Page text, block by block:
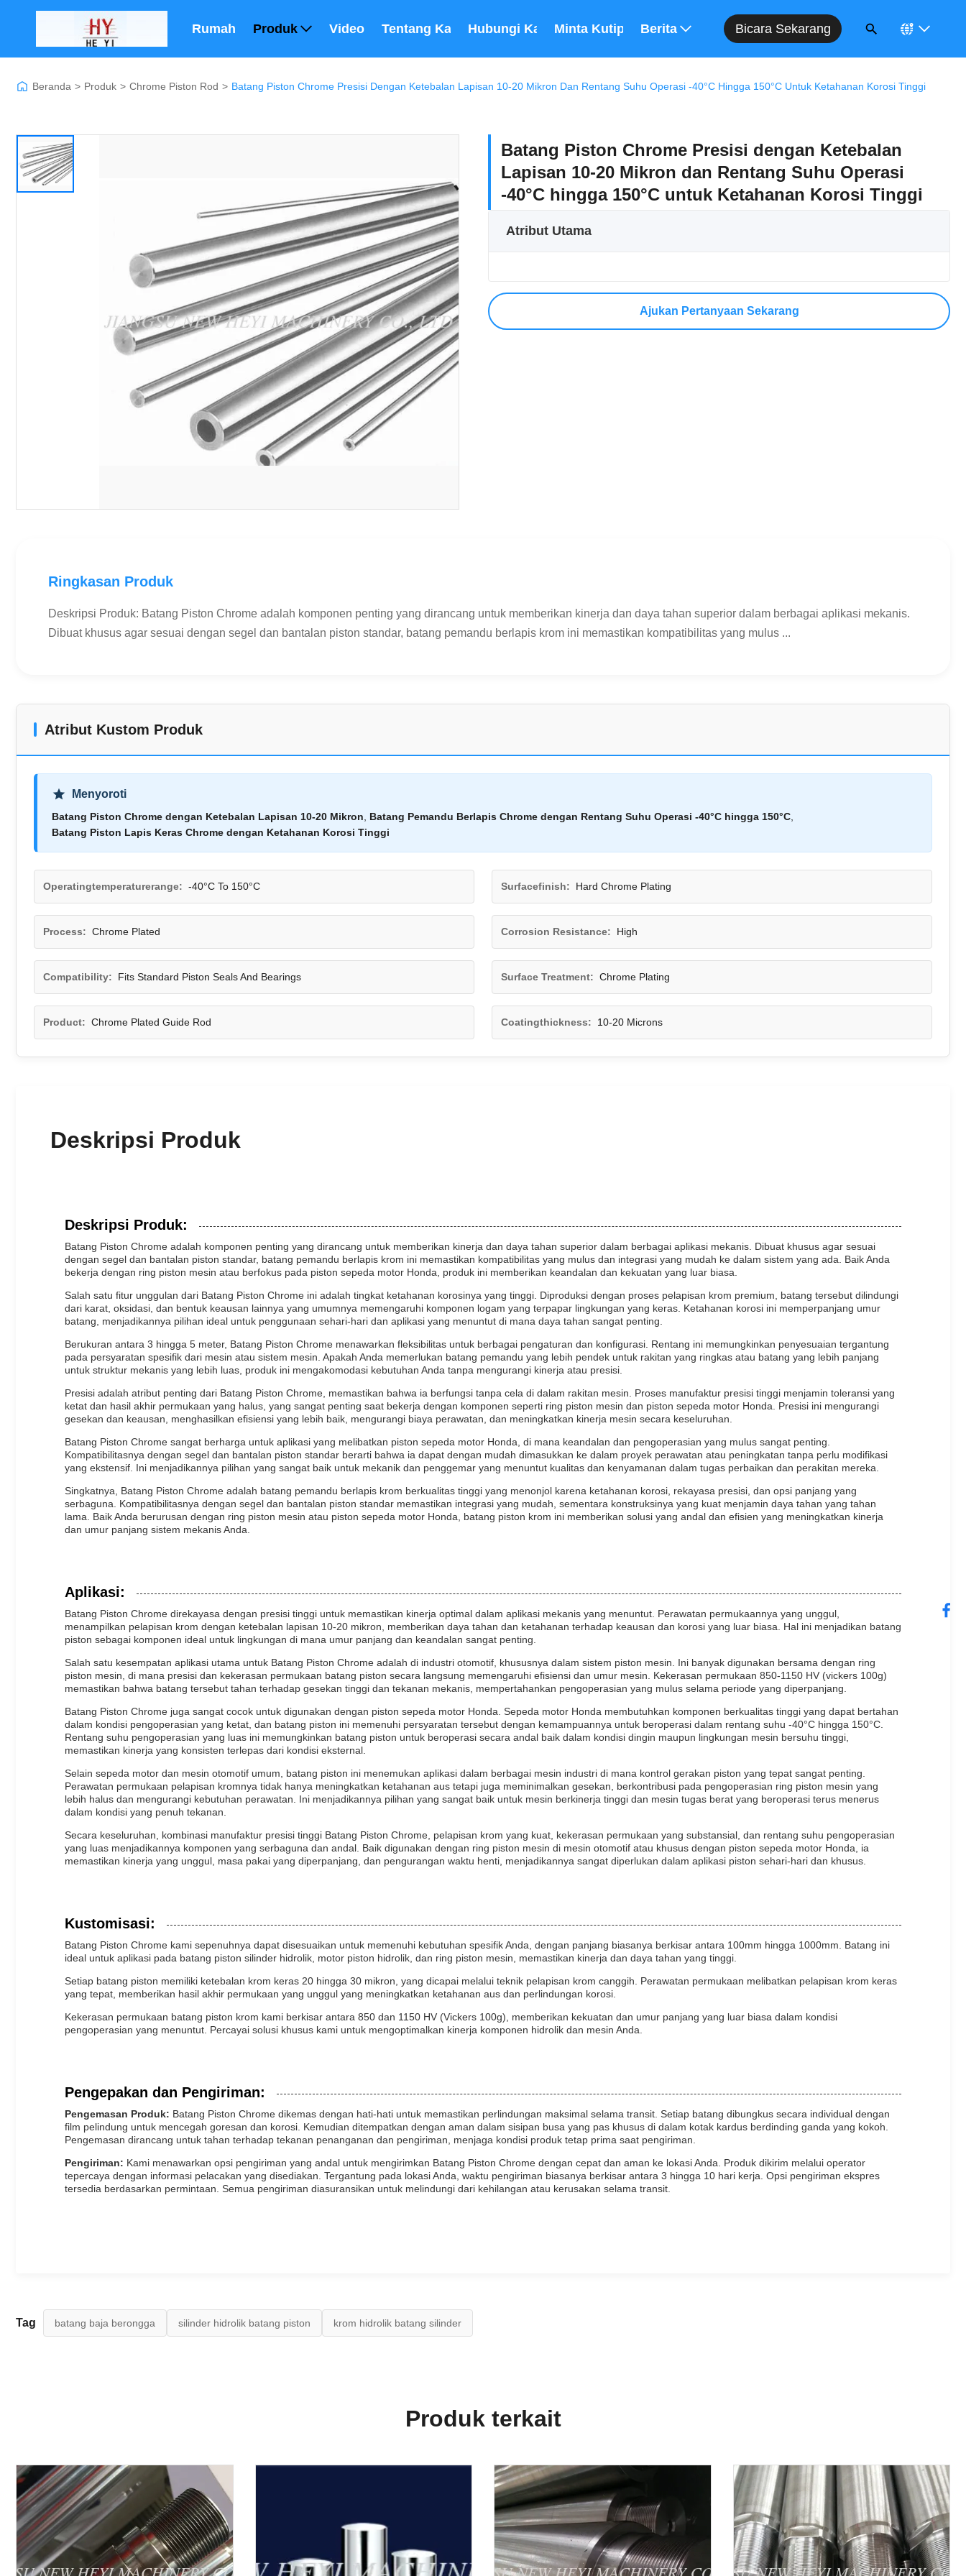
Rumah Produk Video Tentang Kami Hubungi KamiMinta Kutipan Berita Bicara Sekarang
Beranda > Produk > Chrome Piston Rod > Batang Piston Chrome Presisi Dengan Ketebalan Lapisan 10-20 Mikron Dan Rentang Suhu Operasi -40°C Hingga 150°C Untuk Ketahanan Korosi Tinggi
Batang Piston Chrome Presisi dengan Ketebalan
Lapisan 10-20 Mikron dan Rentang Suhu Operasi
-40°C hingga 150°C untuk Ketahanan Korosi Tinggi
Atribut Utama
Ajukan Pertanyaan Sekarang
Ringkasan Produk
Deskripsi Produk: Batang Piston Chrome adalah komponen penting yang dirancang untuk memberikan kinerja dan daya tahan superior dalam berbagai aplikasi mekanis.
Dibuat khusus agar sesuai dengan segel dan bantalan piston standar, batang pemandu berlapis krom ini memastikan kompatibilitas yang mulus ...
Atribut Kustom Produk
Menyoroti
Batang Piston Chrome dengan Ketebalan Lapisan 10-20 Mikron Batang Pemandu Berlapis Chrome dengan Rentang Suhu Operasi -40°C hingga 150°C
Batang Piston Lapis Keras Chrome dengan Ketahanan Korosi Tinggi
Operatingtemperaturerange: -40°C To 150°C Surfacefinish: Hard Chrome Plating
Process: Chrome Plated Corrosion Resistance: High
Compatibility: Fits Standard Piston Seals And Bearings Surface Treatment: Chrome Plating
Product: Chrome Plated Guide Rod Coatingthickness: 10-20 Microns
Deskripsi Produk
Deskripsi Produk:
Batang Piston Chrome adalah komponen penting yang dirancang untuk memberikan kinerja dan daya tahan superior dalam berbagai aplikasi mekanis. Dibuat khusus agar sesuai
dengan segel dan bantalan piston standar, batang pemandu berlapis krom ini memastikan kompatibilitas yang mulus dan integrasi yang mudah ke dalam sistem yang ada. Baik Anda
bekerja dengan ring piston mesin atau berfokus pada piston sepeda motor Honda, produk ini memberikan keandalan dan kekuatan yang luar biasa.
Salah satu fitur unggulan dari Batang Piston Chrome ini adalah tingkat ketahanan korosinya yang tinggi. Diproduksi dengan proses pelapisan krom premium, batang tersebut dilindungi
dari karat, oksidasi, dan bentuk keausan lainnya yang umumnya memengaruhi komponen logam yang terpapar lingkungan yang keras. Ketahanan korosi ini memperpanjang umur
batang, menjadikannya pilihan ideal untuk penggunaan sehari-hari dan aplikasi yang menuntut di mana daya tahan sangat penting.
Berukuran antara 3 hingga 5 meter, Batang Piston Chrome menawarkan fleksibilitas untuk berbagai pengaturan dan konfigurasi. Rentang ini memungkinkan penyesuaian tergantung
pada persyaratan spesifik dari mesin atau sistem mesin. Apakah Anda memerlukan batang pemandu yang lebih pendek untuk rakitan yang ringkas atau batang yang lebih panjang
untuk struktur mekanis yang lebih luas, produk ini mengakomodasi kebutuhan Anda tanpa mengurangi kinerja atau presisi.
Presisi adalah atribut penting dari Batang Piston Chrome, memastikan bahwa ia berfungsi tanpa cela di dalam rakitan mesin. Proses manufaktur presisi tinggi menjamin toleransi yang
ketat dan hasil akhir permukaan yang halus, yang sangat penting saat bekerja dengan komponen seperti ring piston mesin dan piston sepeda motor Honda. Presisi ini mengurangi
gesekan dan keausan, menghasilkan efisiensi yang lebih baik, mengurangi biaya perawatan, dan meningkatkan kinerja mesin secara keseluruhan.
Batang Piston Chrome sangat berharga untuk aplikasi yang melibatkan piston sepeda motor Honda, di mana keandalan dan pengoperasian yang mulus sangat penting.
Kompatibilitasnya dengan segel dan bantalan piston standar berarti bahwa ia dapat dengan mudah dimasukkan ke dalam proyek perawatan atau peningkatan tanpa perlu modifikasi
yang ekstensif. Ini menjadikannya pilihan yang sangat baik untuk mekanik dan penggemar yang menuntut kualitas dan kenyamanan dalam tugas perbaikan dan perakitan mereka.
Singkatnya, Batang Piston Chrome adalah batang pemandu berlapis krom berkualitas tinggi yang menonjol karena ketahanan korosi, rekayasa presisi, dan opsi panjang yang
serbaguna. Kompatibilitasnya dengan segel dan bantalan piston standar memastikan integrasi yang mudah, sementara konstruksinya yang kuat menjamin daya tahan yang tahan
lama. Baik Anda berurusan dengan ring piston mesin atau piston sepeda motor Honda, batang piston krom ini memberikan solusi yang andal dan efisien yang meningkatkan kinerja
dan umur panjang sistem mekanis Anda.
Aplikasi:
Batang Piston Chrome direkayasa dengan presisi tinggi untuk memastikan kinerja optimal dalam aplikasi mekanis yang menuntut. Perawatan permukaannya yang unggul,
menampilkan pelapisan krom dengan ketebalan lapisan 10-20 mikron, memberikan daya tahan dan ketahanan terhadap keausan dan korosi yang luar biasa. Hal ini menjadikan batang
piston sebagai komponen ideal untuk lingkungan di mana umur panjang dan keandalan sangat penting.
Salah satu kesempatan aplikasi utama untuk Batang Piston Chrome adalah di industri otomotif, khususnya dalam sistem piston mesin. Ini banyak digunakan bersama dengan ring
piston mesin, di mana presisi dan kekerasan permukaan batang piston secara langsung memengaruhi efisiensi dan umur mesin. Kekerasan permukaan 850-1150 HV (vickers 100g)
memastikan bahwa batang tersebut tahan terhadap gesekan tinggi dan tekanan mekanis, mempertahankan pengoperasian yang mulus selama periode yang diperpanjang.
Batang Piston Chrome juga sangat cocok untuk digunakan dengan piston sepeda motor Honda. Sepeda motor Honda membutuhkan komponen berkualitas tinggi yang dapat bertahan
dalam kondisi pengoperasian yang ketat, dan batang piston ini memenuhi persyaratan tersebut dengan kemampuannya untuk beroperasi dalam rentang suhu -40°C hingga 150°C.
Rentang suhu pengoperasian yang luas ini memungkinkan batang piston untuk beroperasi secara andal baik dalam kondisi dingin maupun lingkungan mesin bersuhu tinggi,
memastikan kinerja yang konsisten terlepas dari kondisi eksternal.
Selain sepeda motor dan mesin otomotif umum, batang piston ini menemukan aplikasi dalam berbagai mesin industri di mana kontrol gerakan piston yang tepat sangat penting.
Perawatan permukaan pelapisan kromnya tidak hanya meningkatkan ketahanan aus tetapi juga meminimalkan gesekan, berkontribusi pada pengoperasian ring piston mesin yang
lebih halus dan mengurangi kebutuhan perawatan. Ini menjadikannya pilihan yang sangat baik untuk mesin berkinerja tinggi dan mesin tugas berat yang beroperasi terus menerus
dalam kondisi yang penuh tekanan.
Secara keseluruhan, kombinasi manufaktur presisi tinggi Batang Piston Chrome, pelapisan krom yang kuat, kekerasan permukaan yang substansial, dan rentang suhu pengoperasian
yang luas menjadikannya komponen yang serbaguna dan andal. Baik digunakan dengan ring piston mesin di mesin otomotif atau khusus dengan piston sepeda motor Honda, ia
memastikan kinerja yang unggul, masa pakai yang diperpanjang, dan pengurangan waktu henti, menjadikannya sangat diperlukan dalam aplikasi piston sehari-hari dan khusus.
Kustomisasi:
Batang Piston Chrome kami sepenuhnya dapat disesuaikan untuk memenuhi kebutuhan spesifik Anda, dengan panjang biasanya berkisar antara 100mm hingga 1000mm. Batang ini
ideal untuk aplikasi pada batang piston silinder hidrolik, motor piston hidrolik, dan ring piston mesin, memastikan kinerja dan daya tahan yang tinggi.
Setiap batang piston memiliki ketebalan krom keras 20 hingga 30 mikron, yang dicapai melalui teknik pelapisan krom canggih. Perawatan permukaan melibatkan pelapisan krom keras
yang tepat, memberikan hasil akhir permukaan yang unggul yang meningkatkan ketahanan aus dan perlindungan korosi.
Kekerasan permukaan batang piston krom kami berkisar antara 850 dan 1150 HV (Vickers 100g), memberikan kekuatan dan umur panjang yang luar biasa dalam kondisi
pengoperasian yang menuntut. Percayai solusi khusus kami untuk mengoptimalkan kinerja komponen hidrolik dan mesin Anda.
Pengepakan dan Pengiriman:
Pengemasan Produk: Batang Piston Chrome dikemas dengan hati-hati untuk memastikan perlindungan maksimal selama transit. Setiap batang dibungkus secara individual dengan
film pelindung untuk mencegah goresan dan korosi. Kemudian ditempatkan dengan aman dalam sisipan busa yang pas khusus di dalam kotak kardus berdinding ganda yang kokoh.
Pengemasan dirancang untuk tahan terhadap tekanan penanganan dan pengiriman, menjaga kondisi produk tetap prima saat pengiriman.
Pengiriman: Kami menawarkan opsi pengiriman yang andal untuk mengirimkan Batang Piston Chrome dengan cepat dan aman ke lokasi Anda. Produk dikirim melalui operator
tepercaya dengan informasi pelacakan yang disediakan. Tergantung pada lokasi Anda, waktu pengiriman biasanya berkisar antara 3 hingga 10 hari kerja. Opsi pengiriman ekspres
tersedia berdasarkan permintaan. Semua pengiriman diasuransikan untuk melindungi dari kehilangan atau kerusakan selama transit.
Tag batang baja berongga silinder hidrolik batang piston krom hidrolik batang silinder
Produk terkait